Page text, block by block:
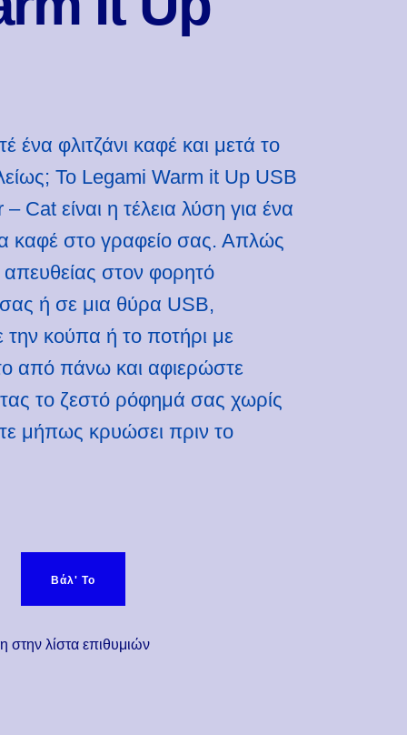
ένα φλιτζάνι καφέ και μετά το
Το Legami Warm it Up USB
Cat είναι η τέλεια λύση για ένα
καφέ στο γραφείο σας. Απλώς
στον φορητό
ή σε μια θύρα USB,
την κούπα ή το ποτήρι με
από πάνω και αφιερώστε
το ζεστό ρόφημά σας χωρίς
μήπως κρυώσει πριν το
Βάλ' Το
στην λίστα επιθυμιών